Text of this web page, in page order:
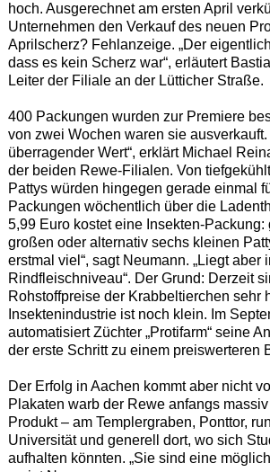
hoch. Ausgerechnet am ersten April
Unternehmen den Verkauf des neuen
Aprilscherz? Fehlanzeige. „Der
dass es kein Scherz war“, erläutert
Leiter der Filiale an der Lütticher Straße.
400 Packungen wurden zur Premiere
von zwei Wochen waren sie ausverkauft.
überragender Wert“, erklärt Michael
der beiden Rewe-Filialen. Von
Pattys würden hingegen gerade einmal
Packungen wöchentlich über die
5,99 Euro kostet eine Insekten-Packung:
großen oder alternativ sechs kleinen
erstmal viel“, sagt Neumann. „Liegt aber
Rindfleischniveau“. Der Grund: Derzeit
Rohstoffpreise der Krabbeltierchen sehr
Insektenindustrie ist noch klein. Im
automatisiert Züchter „Protifarm“ seine
der erste Schritt zu einem preiswerteren
Der Erfolg in Aachen kommt aber nicht
Plakaten warb der Rewe anfangs
Produkt – am Templergraben, Ponttor,
Universität und generell dort, wo sich
aufhalten könnten. „Sie sind eine